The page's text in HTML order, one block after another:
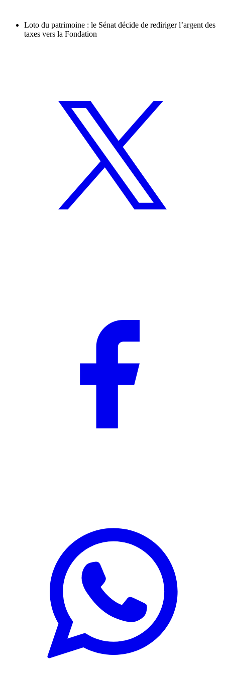
Loto du patrimoine : le Sénat décide de rediriger l’argent des
taxes vers la Fondation